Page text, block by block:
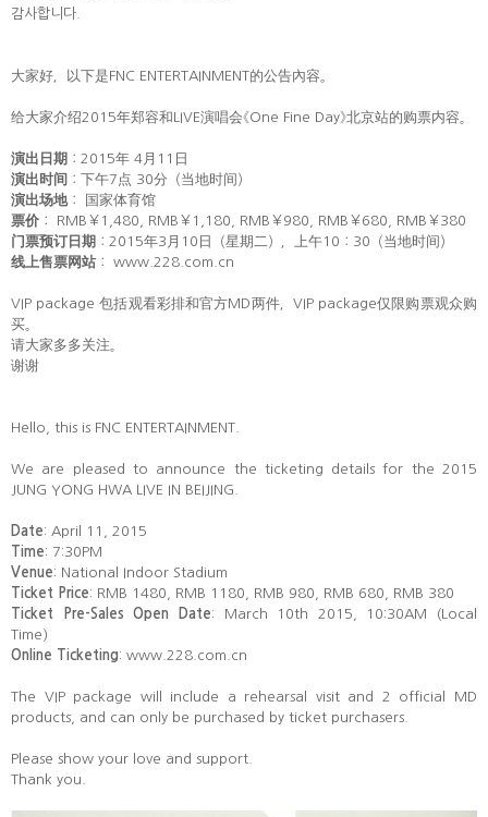
감사합니다.
大家好，以下是FNC ENTERTAINMENT的公告內容。
给大家介绍2015年郑容和LIVE演唱会《One Fine Day》北京站的购票内容。
演出日期 ：2015年 4月11日
演出时间 ：下午7点 30分（当地时间）
演出场地： 国家体育馆
票价 ： RMB￥1,480, RMB￥1,180, RMB￥980, RMB￥680, RMB￥380
门票预订日期 ：2015年3月10日（星期二），上午10：30（当地时间）
线上售票网站 ： www.228.com.cn
VIP package 包括观看彩排和官方MD两件，VIP package仅限购票观众购
买。
请大家多多关注。
谢谢
Hello, this is FNC ENTERTAINMENT.
We are pleased to announce the ticketing details for the 2015
JUNG YONG HWA LIVE IN BEIJING.
Date: April 11, 2015
Time: 7:30PM
Venue: National Indoor Stadium
Ticket Price: RMB 1480, RMB 1180, RMB 980, RMB 680, RMB 380
Ticket Pre-Sales Open Date: March 10th 2015, 10:30AM (Local
Time)
Online Ticketing: www.228.com.cn
The VIP package will include a rehearsal visit and 2 official MD
products, and can only be purchased by ticket purchasers.
Please show your love and support.
Thank you.